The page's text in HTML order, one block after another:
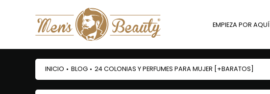
EMPIEZA POR AQUÍ
INICIO • BLOG • 24 COLONIAS Y PERFUMES PARA MUJER [+BARATOS]